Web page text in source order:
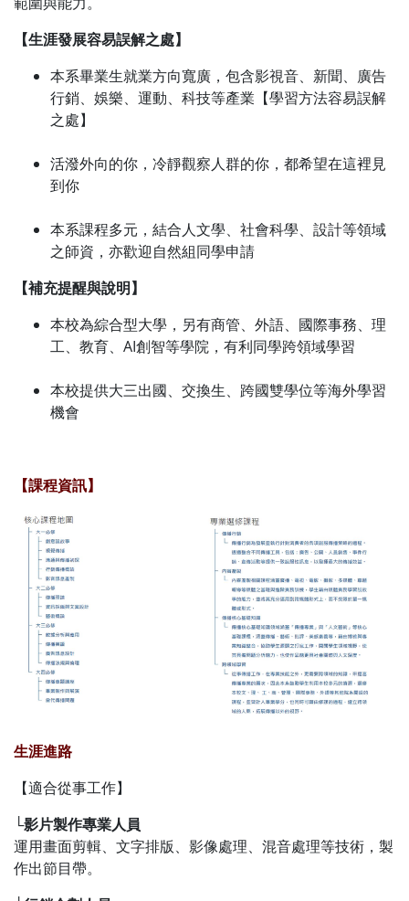
【生涯發展容易誤解之處】
本系畢業生就業方向寬廣，包含影視音、新聞、廣告
行銷、娛樂、運動、科技等產業【學習方法容易誤解
之處】
活潑外向的你，冷靜觀察人群的你，都希望在這裡見
到你
本系課程多元，結合人文學、社會科學、設計等領域
之師資，亦歡迎自然組同學申請
【補充提醒與說明】
本校為綜合型大學，另有商管、外語、國際事務、理
工、教育、AI創智等學院，有利同學跨領域學習
本校提供大三出國、交換生、跨國雙學位等海外學習
機會
【課程資訊】
生涯進路
【適合從事工作】
└影片製作專業人員
運用畫面剪輯、文字排版、影像處理、混音處理等技術，製
作出節目帶。